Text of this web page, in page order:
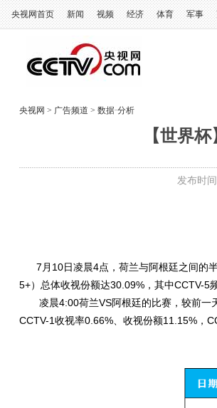
央视网首页 新闻 视频 经济 体育 军事
央视网 > 广告频道 > 数据·分析
【世界
发布时
7月10日凌晨4点，荷兰与阿根廷之间的半
5+）总体收视份额达30.09%，其中CCTV-5
凌晨4:00荷兰VS阿根廷的比赛，较前一天
CCTV-1收视率0.66%、收视份额11.15%，